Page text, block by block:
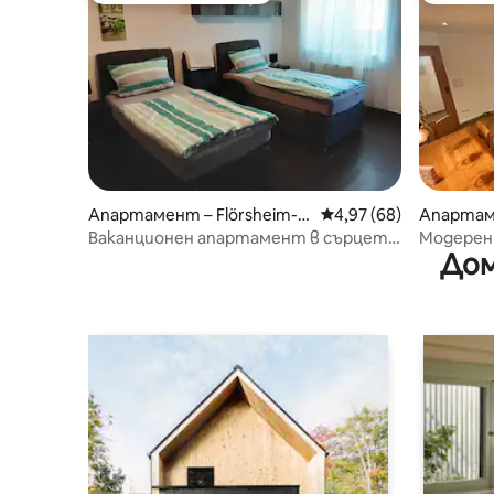
Апартамент – Flörsheim-D
alsheim
Средна оценка: 4,97
4,97 (68)
Ваканционен апартамент в сърцето